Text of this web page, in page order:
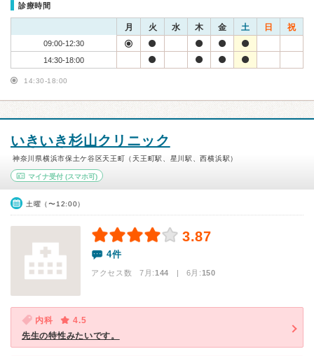
診療時間
月 火 水 木 金 土 日 祝
09:00-12:30
14:30-18:00
14:30-18:00
いきいき杉山クリニック
神奈川県横浜市保土ケ谷区天王町（天王町駅、星川駅、西横浜駅）
マイナ受付 (スマホ可)
土曜（〜12:00）
3.87
4件
アクセス数 7月:144 | 6月:150
内科
4.5
先生の特性みたいです。